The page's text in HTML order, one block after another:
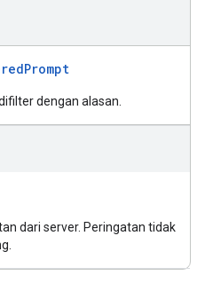
dengan alasan.
dari server. Peringatan tidak